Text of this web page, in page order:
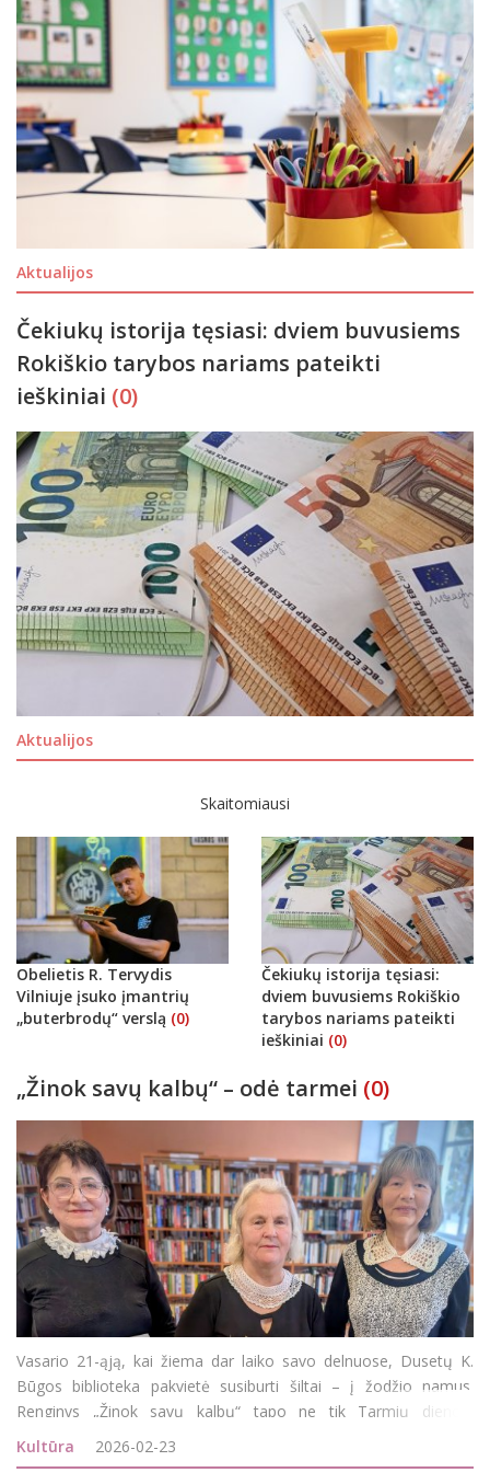
Aktualijos
Čekiukų istorija tęsiasi: dviem buvusiems
Rokiškio tarybos nariams pateikti
ieškiniai (0)
Aktualijos
Skaitomiausi
Obelietis R. Tervydis
Vilniuje įsuko įmantrių
„buterbrodų“ verslą (0)
Čekiukų istorija tęsiasi:
dviem buvusiems Rokiškio
tarybos nariams pateikti
ieškiniai (0)
„Žinok savų kalbų“ – odė tarmei (0)
Vasario 21-ąją, kai žiema dar laiko savo delnuose, Dusetų K.
Būgos biblioteka pakvietė susiburti šiltai – į žodžio namus.
Renginys „Žinok savų kalbų“ tapo ne tik Tarmių dienos,
Tarptautinės gimtosios kalbos dienos minėjimu, bet ir
pasitikrinimu: ar dar girdime savąją tarmę,
Kultūra 2026-02-23